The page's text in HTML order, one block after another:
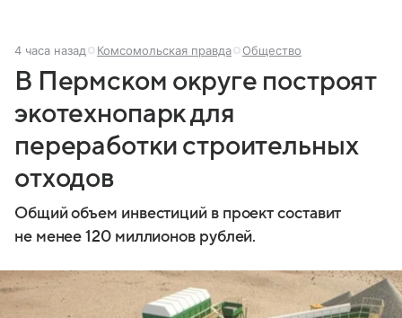
4 часа назад Комсомольская правда Общество
В Пермском округе построят
экотехнопарк для
переработки строительных
отходов
Общий объем инвестиций в проект составит
не менее 120 миллионов рублей.